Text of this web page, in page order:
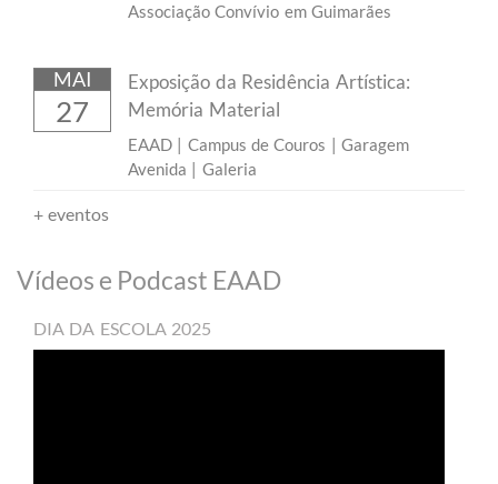
Associação Convívio em Guimarães
MAI
27
Exposição da Residência Artística:
Memória Material
EAAD | Campus de Couros | Garagem
Avenida | Galeria
+eventos
​Vídeos e Podcast EAAD
DIA DA ESCOLA 2025